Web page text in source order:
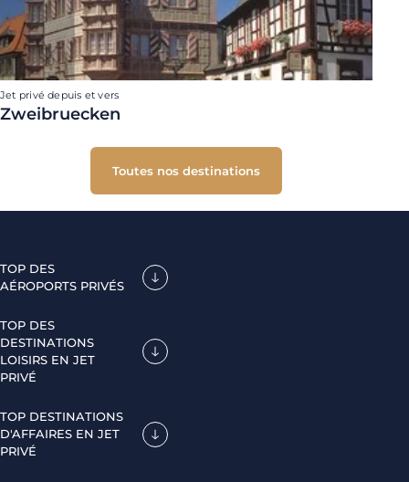
Jet privé depuis et vers
Zweibruecken
Toutes nos destinations
TOP DES
AÉROPORTS PRIVÉS
TOP DES
DESTINATIONS
LOISIRS EN JET
PRIVÉ
TOP DESTINATIONS
D'AFFAIRES EN JET
PRIVÉ